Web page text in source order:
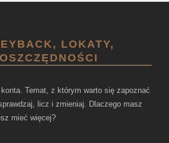
LOKATY,
Temat, z którym warto się zapoznać
licz i zmieniaj. Dlaczego masz
mieć więcej?